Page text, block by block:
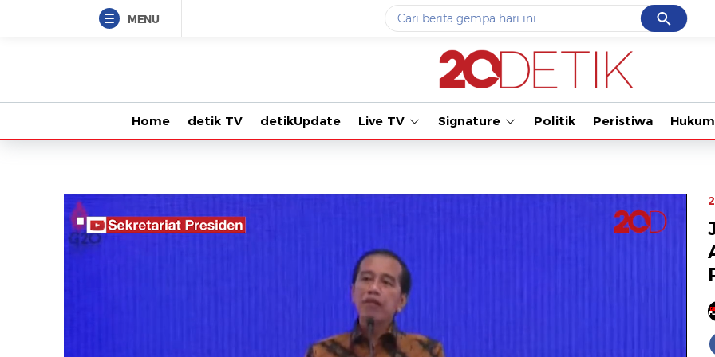
MENU Cancel
Yang sedang ramai dicari
gempa hari ini
#3gempa
#5prabowo
Terakhir yang dicari
Loading...
Tonton kabar terbaru PIALA
Home detik TV detikUpdate Live TV Signature Politik Peristiwa Hukum